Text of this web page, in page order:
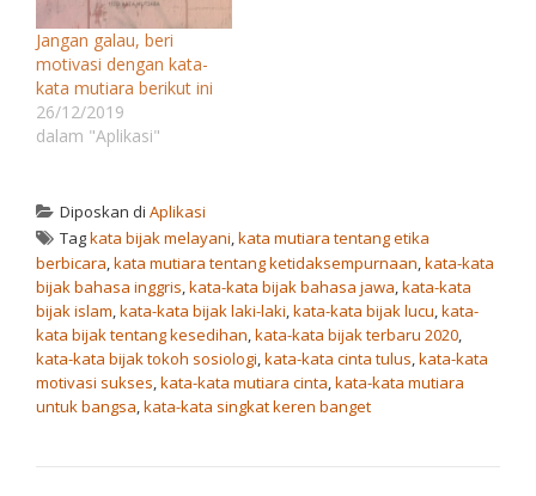
Jangan galau, beri
motivasi dengan kata-
kata mutiara berikut ini
26/12/2019
dalam "Aplikasi"
Diposkan di Aplikasi
Tagkata bijak melayani,kata mutiara tentang etika
berbicara,kata mutiara tentang ketidaksempurnaan,kata-kata
bijak bahasa inggris,kata-kata bijak bahasa jawa,kata-kata
bijak islam,kata-kata bijak laki-laki,kata-kata bijak lucu,kata-
kata bijak tentang kesedihan,kata-kata bijak terbaru 2020,
kata-kata bijak tokoh sosiologi,kata-kata cinta tulus,kata-kata
motivasi sukses,kata-kata mutiara cinta,kata-kata mutiara
untuk bangsa,kata-kata singkat keren banget